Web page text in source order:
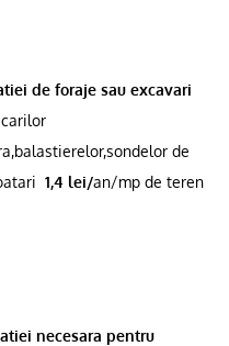
de foraje sau excavari
de
1,4 lei/an/mp de teren
necesara pentru